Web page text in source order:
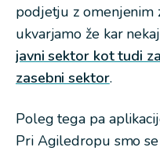
podjetju z omenjenim
ukvarjamo že kar
javni sektor kot tudi
zasebni sektor.
Poleg tega pa
Pri Agiledropu smo